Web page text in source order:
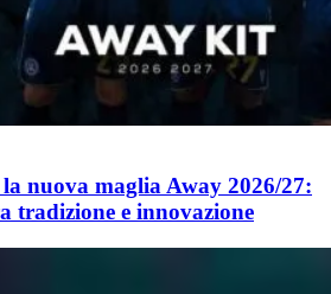
la nuova maglia Away 2026/27:
tradizione e innovazione